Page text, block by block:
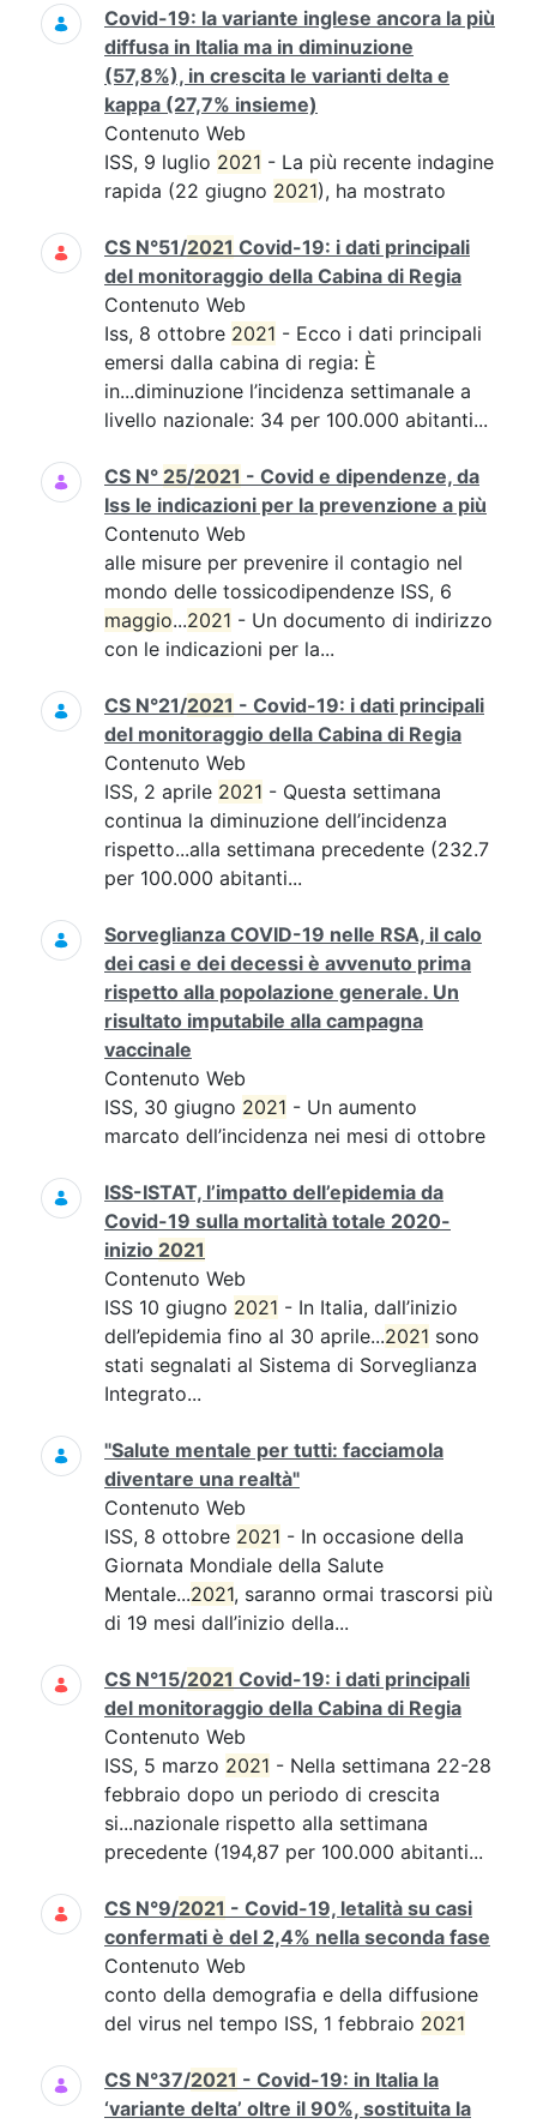
Covid-19: la variante inglese ancora la più
diffusa in Italia ma in diminuzione
(57,8%), in crescita le varianti delta e
kappa (27,7% insieme)
Contenuto Web
ISS, 9 luglio 2021 - La più recente indagine
rapida (22 giugno 2021), ha mostrato
CS N°51/2021 Covid-19: i dati principali
del monitoraggio della Cabina di Regia
Contenuto Web
Iss, 8 ottobre 2021 - Ecco i dati principali
emersi dalla cabina di regia: È
in...diminuzione l’incidenza settimanale a
livello nazionale: 34 per 100.000 abitanti...
CS N° 25/2021 - Covid e dipendenze, da
Iss le indicazioni per la prevenzione a più
Contenuto Web
alle misure per prevenire il contagio nel
mondo delle tossicodipendenze ISS, 6
maggio...2021 - Un documento di indirizzo
con le indicazioni per la...
CS N°21/2021 - Covid-19: i dati principali
del monitoraggio della Cabina di Regia
Contenuto Web
ISS, 2 aprile 2021 - Questa settimana
continua la diminuzione dell’incidenza
rispetto...alla settimana precedente (232.7
per 100.000 abitanti...
Sorveglianza COVID-19 nelle RSA, il calo
dei casi e dei decessi è avvenuto prima
rispetto alla popolazione generale. Un
risultato imputabile alla campagna
vaccinale
Contenuto Web
ISS, 30 giugno 2021 - Un aumento
marcato dell’incidenza nei mesi di ottobre
ISS-ISTAT, l’impatto dell’epidemia da
Covid-19 sulla mortalità totale 2020-
inizio 2021
Contenuto Web
ISS 10 giugno 2021 - In Italia, dall’inizio
dell’epidemia fino al 30 aprile...2021 sono
stati segnalati al Sistema di Sorveglianza
Integrato...
"Salute mentale per tutti: facciamola
diventare una realtà"
Contenuto Web
ISS, 8 ottobre 2021 - In occasione della
Giornata Mondiale della Salute
Mentale...2021, saranno ormai trascorsi più
di 19 mesi dall’inizio della...
CS N°15/2021 Covid-19: i dati principali
del monitoraggio della Cabina di Regia
Contenuto Web
ISS, 5 marzo 2021 - Nella settimana 22-28
febbraio dopo un periodo di crescita
si...nazionale rispetto alla settimana
precedente (194,87 per 100.000 abitanti...
CS N°9/2021 - Covid-19, letalità su casi
confermati è del 2,4% nella seconda fase
Contenuto Web
conto della demografia e della diffusione
del virus nel tempo ISS, 1 febbraio 2021
CS N°37/2021 - Covid-19: in Italia la
‘variante delta’ oltre il 90%, sostituita la